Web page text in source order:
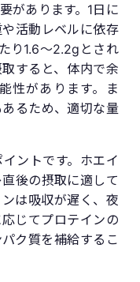
があります。1日に
活動レベルに依存
り1.6〜2.2gとされ
すると、体内で余
性があります。ま
るため、適切な量
ントです。ホエイ
後の摂取に適して
は吸収が遅く、夜
じてプロテインの
ク質を補給するこ